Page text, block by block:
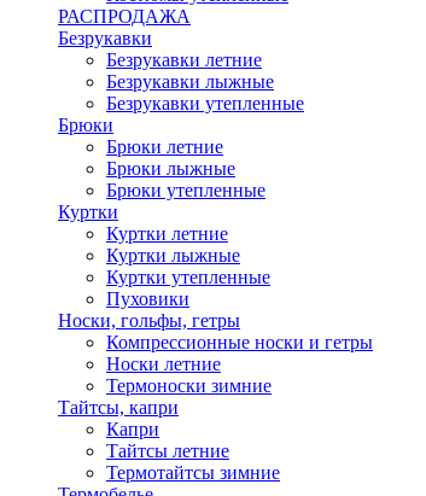
РАСПРОДАЖА
Безрукавки
Безрукавки летние
Безрукавки лыжные
Безрукавки утепленные
Брюки
Брюки летние
Брюки лыжные
Брюки утепленные
Куртки
Куртки летние
Куртки лыжные
Куртки утепленные
Пуховики
Носки, гольфы, гетры
Компрессионные носки и гетры
Носки летние
Термоноски зимние
Тайтсы, капри
Капри
Тайтсы летние
Термотайтсы зимние